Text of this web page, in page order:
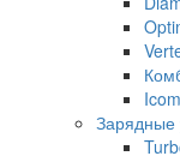
Icom
Зарядные